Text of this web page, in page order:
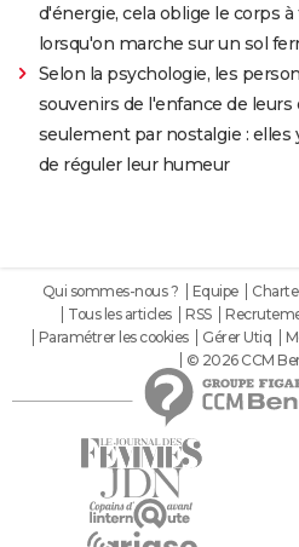
d'énergie, cela oblige le corps
lorsqu'on marche sur un sol
Selon la psychologie, les
souvenirs de l'enfance de
seulement par nostalgie :
de réguler leur humeur
Qui sommes-nous ? Equipe
Tous les articles
RSS
Paramétrer les cookies
Gérer Utiq
© 2026 CCM